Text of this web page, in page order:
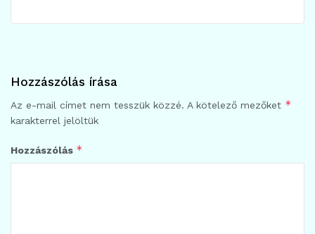
Hozzászólás írása
Az e-mail címet nem tesszük közzé. A kötelező mezőket *
karakterrel jelöltük
Hozzászólás *